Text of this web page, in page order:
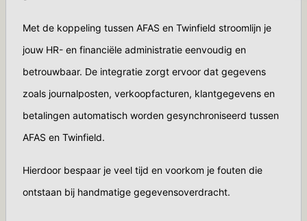
Met de koppeling tussen AFAS en Twinfield stroomlijn je
jouw HR- en financiële administratie eenvoudig en
betrouwbaar. De integratie zorgt ervoor dat gegevens
zoals journalposten, verkoopfacturen, klantgegevens en
betalingen automatisch worden gesynchroniseerd tussen
AFAS en Twinfield.
Hierdoor bespaar je veel tijd en voorkom je fouten die
ontstaan bij handmatige gegevensoverdracht.